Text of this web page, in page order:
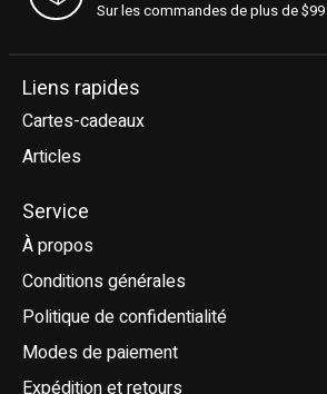
Sur les commandes de plus de $99
Liens rapides
Cartes-cadeaux
Articles
Service
À propos
Conditions générales
Politique de confidentialité
Modes de paiement
Expédition et retours